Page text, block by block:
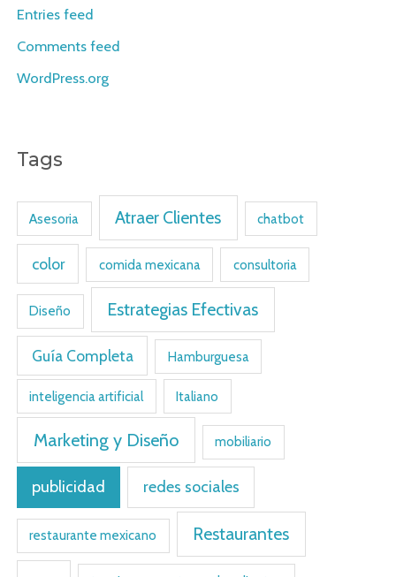
Entries feed
Comments feed
WordPress.org
Tags
Asesoria Atraer Clientes chatbot
color comida mexicana consultoria
Diseño Estrategias Efectivas
Guía Completa Hamburguesa
inteligencia artificial Italiano
Marketing y Diseño mobiliario
publicidad redes sociales
restaurante mexicano Restaurantes